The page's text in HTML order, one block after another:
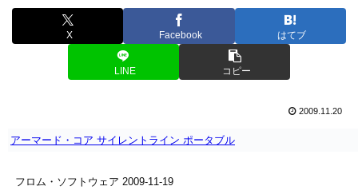
X Facebook はてブ
LINE コピー
2009.11.20
アーマード・コア サイレントライン ポータブル
フロム・ソフトウェア 2009-11-19